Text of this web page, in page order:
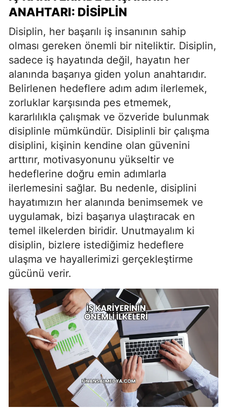
ANAHTARI: DISIPLIN
Disiplin, her başarılı iş insanının sahip
olması gereken önemli bir niteliktir. Disiplin,
sadece iş hayatında değil, hayatın her
alanında başarıya giden yolun anahtarıdır.
Belirlenen hedeflere adım adım ilerlemek,
zorluklar karşısında pes etmemek,
kararlılıkla çalışmak ve özveride bulunmak
disiplinle mümkündür. Disiplinli bir çalışma
disiplini, kişinin kendine olan güvenini
arttırır, motivasyonunu yükseltir ve
hedeflerine doğru emin adımlarla
ilerlemesini sağlar. Bu nedenle, disiplini
hayatımızın her alanında benimsemek ve
uygulamak, bizi başarıya ulaştıracak en
temel ilkelerden biridir. Unutmayalım ki
disiplin, bizlere istediğimiz hedeflere
ulaşma ve hayallerimizi gerçekleştirme
gücünü verir.